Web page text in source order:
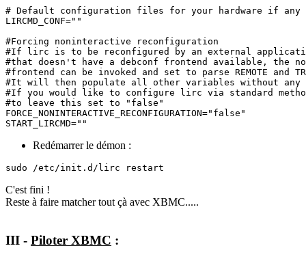
# Default configuration files for your hardware if any
LIRCMD_CONF=""
#Forcing noninteractive reconfiguration
#If lirc is to be reconfigured by an external
#that doesn't have a debconf frontend available, the
#frontend can be invoked and set to parse REMOTE and
#It will then populate all other variables without any
#If you would like to configure lirc via standard
#to leave this set to "false"
FORCE_NONINTERACTIVE_RECONFIGURATION="false"
Redémarrer le démon :
sudo /etc/init.d/lirc restart
C'est fini !
Reste à faire matcher tout çà avec XBMC.....
III - Piloter XBMC :